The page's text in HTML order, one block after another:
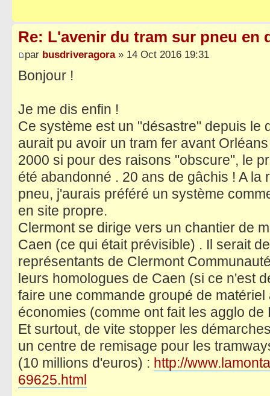
Re: L'avenir du tram sur pneu en
par busdriveragora» 14 Oct 2016 19:31
Bonjour !
Je me dis enfin !
Ce système est un "désastre" depuis le
aurait pu avoir un tram fer avant
2000 si pour des raisons "obscure", le
été abandonné . 20 ans de gâchis ! A la
pneu, j'aurais préféré un système
en site propre.
Clermont se dirige vers un chantier de
Caen (ce qui était prévisible) . Il serait
représentants de Clermont
leurs homologues de Caen (si ce n'est
faire une commande groupé de
économies (comme ont fait les agglo de
Et surtout, de vite stopper les
un centre de remisage pour les
(10 millions d'euros) : http://
69625.html